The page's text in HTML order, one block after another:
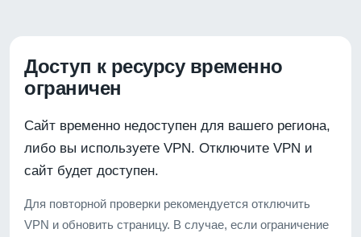
Доступ к ресурсу временно
ограничен
Сайт временно недоступен для вашего региона,
либо вы используете VPN. Отключите VPN и
сайт будет доступен.
Для повторной проверки рекомендуется отключить
VPN и обновить страницу. В случае, если ограничение